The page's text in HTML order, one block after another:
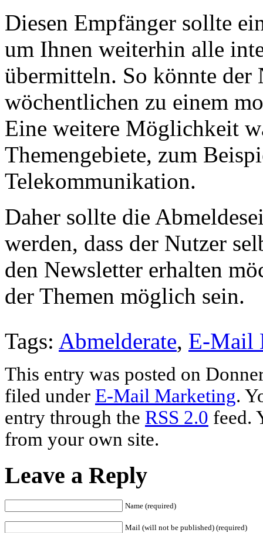
Diesen Empfänger sollte
um Ihnen weiterhin alle
übermitteln. So könnte der
wöchentlichen zu einem
Eine weitere Möglichkeit
Themengebiete, zum
Telekommunikation.
Daher sollte die
werden, dass der Nutzer
den Newsletter erhalten
der Themen möglich sein.
Tags: Abmelderate, E-Mail
This entry was posted on
filed under E-Mail Marketing.
entry through the RSS 2.0 feed.
from your own site.
Leave a Reply
Name (required)
Mail (will not be published) (required)